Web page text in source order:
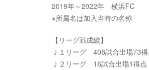
2019年～2022年 横浜FC
※所属名は加入当時の名称
【リーグ戦成績】
Ｊ１リーグ 408試合出場73得
Ｊ２リーグ 16試合出場1得点